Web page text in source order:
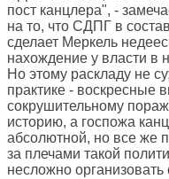
пост канцлера", -
на то, что СДПГ в
сделает Меркель
нахождение у власти в
Но этому раскладу не
практике -
сокрушительному
историю, а госпожа
абсолютной, но все же
за плечами такой
несложно